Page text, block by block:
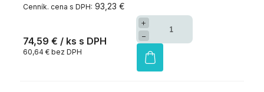
93,23 €
74,59 € / ks
60,64 € bez DPH
+
−